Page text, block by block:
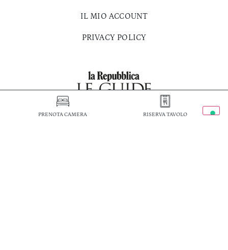
IL MIO ACCOUNT
PRIVACY POLICY
PRENOTA CAMERA RISERVA TAVOLO